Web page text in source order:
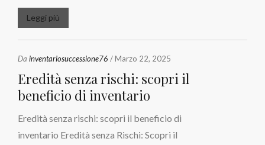
Leggi più
Da inventariosuccessione76 / Marzo 22, 2025
Eredità senza rischi: scopri il
beneficio di inventario
Eredità senza rischi: scopri il beneficio di
inventario Eredità senza Rischi: Scopri il